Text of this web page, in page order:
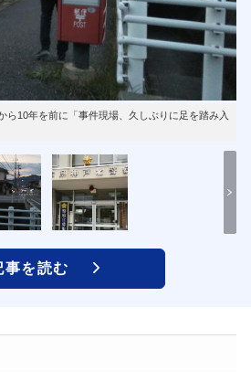
10年を前に「事件現場、久しぶりに足を踏み入
事を読む